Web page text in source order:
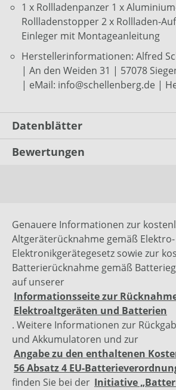
1 x Rollladenpanzer 1 x
Rollladenstopper 2 x Rollladen-
Einleger mit Montageanleitung
Herstellerinformationen: Alfred
| An den Weiden 31 | 57078
| eMail: info@schellenberg.de |
Datenblätter
Bewertungen
Genauere Informationen zur
Altgeräterücknahme gemäß
Elektronikgerätegesetz sowie zur
Batterierücknahme gemäß
auf unserer
Informationsseite zur
Elektroaltgeräten und Batterien
. Weitere Informationen zur
und Akkumulatoren und zur
Angabe zu den enthaltenen
56 Absatz 4 EU-
finden Sie bei der Initiative